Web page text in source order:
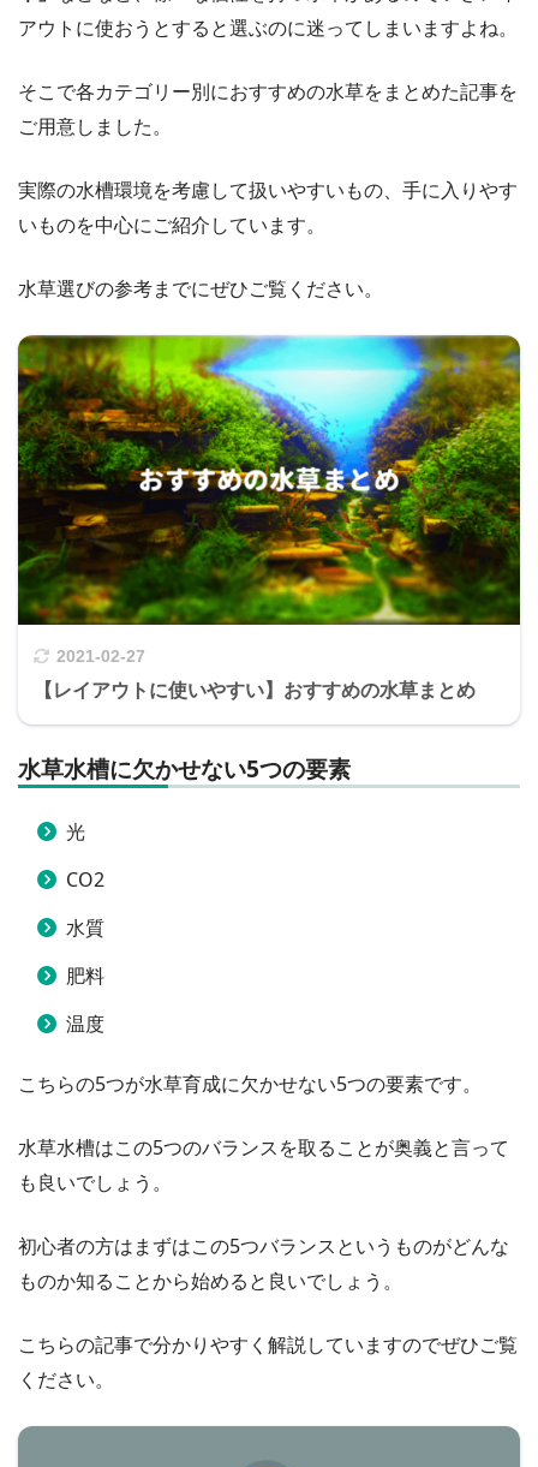
アウトに使おうとすると選ぶのに迷ってしまいますよね。
そこで各カテゴリー別におすすめの水草をまとめた記事を
ご用意しました。
実際の水槽環境を考慮して扱いやすいもの、手に入りやす
いものを中心にご紹介しています。
水草選びの参考までにぜひご覧ください。
2021-02-27
【レイアウトに使いやすい】おすすめの水草まとめ
水草水槽に欠かせない5つの要素
光
CO2
水質
肥料
温度
こちらの5つが水草育成に欠かせない5つの要素です。
水草水槽はこの5つのバランスを取ることが奥義と言って
も良いでしょう。
初心者の方はまずはこの5つバランスというものがどんな
ものか知ることから始めると良いでしょう。
こちらの記事で分かりやすく解説していますのでぜひご覧
ください。